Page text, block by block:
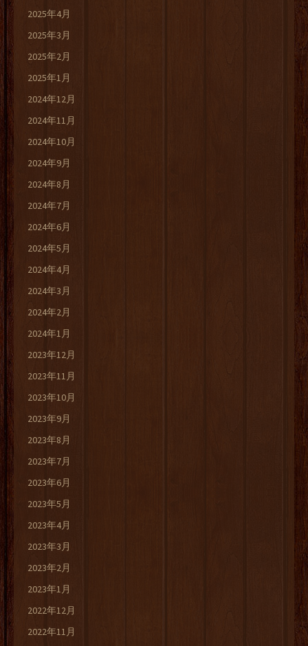
2025年4月
2025年3月
2025年2月
2025年1月
2024年12月
2024年11月
2024年10月
2024年9月
2024年8月
2024年7月
2024年6月
2024年5月
2024年4月
2024年3月
2024年2月
2024年1月
2023年12月
2023年11月
2023年10月
2023年9月
2023年8月
2023年7月
2023年6月
2023年5月
2023年4月
2023年3月
2023年2月
2023年1月
2022年12月
2022年11月